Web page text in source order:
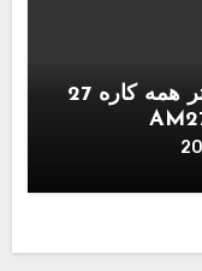
مشخصات و قیمت خرید کامپیوتر همه کاره 27